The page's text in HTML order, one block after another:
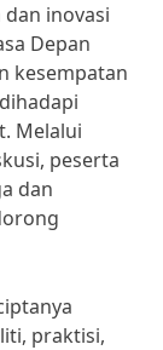
inovasi
Depan
kesempatan
Melalui
peserta
dan
praktisi,